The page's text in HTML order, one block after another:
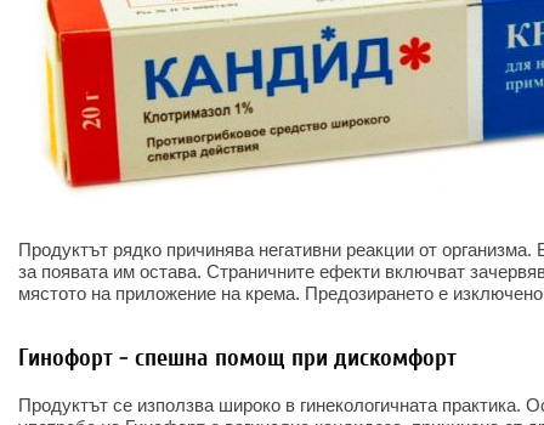
Продуктът рядко причинява негативни реакции от организма.
за появата им остава. Страничните ефекти включват
мястото на приложение на крема. Предозирането е
Гинофорт - спешна помощ при дискомфорт
Продуктът се използва широко в гинекологичната практика.